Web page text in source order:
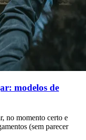
modelos de
no momento certo e
(sem parecer